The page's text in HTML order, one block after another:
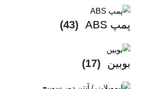
پمپ ABS (43)
بوبین (17)